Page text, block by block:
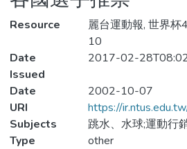
Resource
麗台運動報, 世界
10
Date
Issued
2017-02-
Date
2002-10-07
URI
https://
Subjects
跳水、水球;運動行
Type
other